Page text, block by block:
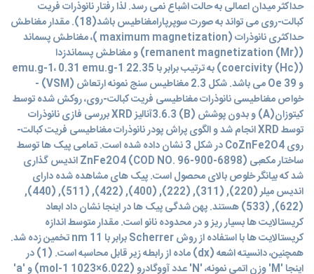
حداکثر میدان اعمالی به حالت اشباع نمی رسد. لذا رفتار نانوذرات فریت
کبالت-روی می تواند به صورت سوپرپارامغناطیس باشد(18). مقدار مغناطش
حداکثری نانوذرات (maximum magnetization )، مغناطش پسماند
(remanent magnetization (Mr)) و مغناطش پسماندزدا
(coercivity (Hc)) به ترتیب برابر با 22.35 emu.g-1، 0.31 emu.g-1
و 39 Oe می باشد. شکل 2.3 مغناطیس سنج نمونه ارتعاش (VSM) -
خواص مغناطیسی نانوذرات مغناطیسی فریت کبالت-روی، روکش شده توسط
کیتوزان(A) و بدون پوشش (B) 3.6.3آنالیز XRD بررسی فازی نانوذرات
توسط XRD انجام شد و الگوی پراش پودر نانوذرات مغناطیسی فریت کبالت-
روی CoZnFe2O4 در شکل 3 نشان داده شده است. تمامی پیک ها توسط
ساختار مکعبی ZnFe2O4 (COD NO. 96-900-6898) اندیس گذاری
شد که بیانگر خلوص بالای محصول است. پیک های مشاهده شده دارای
اندیس میلر (220), (311), (222), (400), (422), (511), (440),
(622), (533) هستند. پهن شدگی پیک ها در اینجا نشان داد ابعاد
کریستالایت ها بسیار ریز و در محدوده نانو است. مقدار متوسط اندازه
کریستالایت ها با استفاده از روش Scherrer برابر با 11 nm تخمین زده شد.
همچنین، دانسیته اشعه (dx) ماده از رابطه زیر قابل محاسبه است. (1) در
اینجا 'M' وزن اتمی نمونه، 'N' عدد آووگادرو (6.022×1023 mol-1) و 'a'